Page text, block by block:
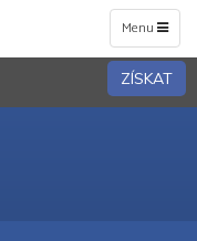
Toggle
navigation
Menu
ZÍSKAT